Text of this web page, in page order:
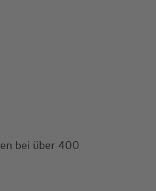
bei über 400